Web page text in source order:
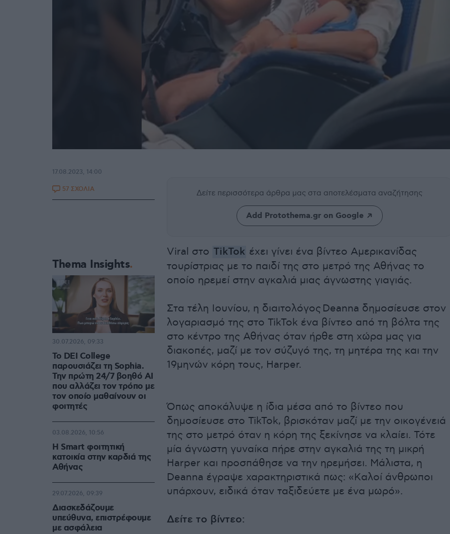
Δείτε περισσότερα άρθρα μας στα αποτελέσματα αναζήτησης
Add Protothema.gr on Google
Viral στο TikTok έχει γίνει ένα βίντεο Αμερικανίδας
τουρίστριας με το παιδί της στο μετρό της Αθήνας το
οποίο ηρεμεί στην αγκαλιά μιας άγνωστης γιαγιάς.
Στα τέλη Ιουνίου, η διαιτολόγος Deanna δημοσίευσε στον
λογαριασμό της στο TikTok ένα βίντεο από τη βόλτα της
στο κέντρο της Αθήνας όταν ήρθε στη χώρα μας για
διακοπές, μαζί με τον σύζυγό της, τη μητέρα της και την
19μηνών κόρη τους, Harper.
Όπως αποκάλυψε η ίδια μέσα από το βίντεο που
δημοσίευσε στο TikTok, βρισκόταν μαζί με την οικογένειά
της στο μετρό όταν η κόρη της ξεκίνησε να κλαίει. Τότε
μία άγνωστη γυναίκα πήρε στην αγκαλιά της τη μικρή
Harper και προσπάθησε να την ηρεμήσει. Μάλιστα, η
Deanna έγραψε χαρακτηριστικά πως: «Kαλοί άνθρωποι
υπάρχουν, ειδικά όταν ταξιδεύετε με ένα μωρό».
Δείτε το βίντεο:
17.08.2023, 14:00
57 ΣΧΟΛΙΑ
Thema Insights
Το DEI College
παρουσιάζει τη Sophia.
Την πρώτη 24/7 βοηθό AI
που αλλάζει τον τρόπο με
τον οποίο μαθαίνουν οι
φοιτητές
30.07.2026, 09:33
Η Smart φοιτητική
κατοικία στην καρδιά της
Αθήνας
03.08.2026, 10:56
Διασκεδάζουμε
υπεύθυνα, επιστρέφουμε
με ασφάλεια
29.07.2026, 09:39